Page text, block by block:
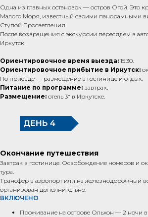
Одна из главных остановок — остров Огой. Это
Малого Моря, известный своими панорамными
Ступой Просветления.
После возвращения с экскурсии пересядем в
Иркутск.
Ориентировочное время выезда: 15:30.
Ориентировочное прибытие в Иркутск:
По приезде — размещение в гостинице и отдых.
Питание по программе: завтрак.
Размещение: отель 3* в Иркутске.
Окончание путешествия
Завтрак в гостинице. Освобождение номеров и
тура.
Трансфер в аэропорт или на железнодорожный
организован дополнительно.
ВКЛЮЧЕНО
Проживание на острове Ольхон — 2 ночи в